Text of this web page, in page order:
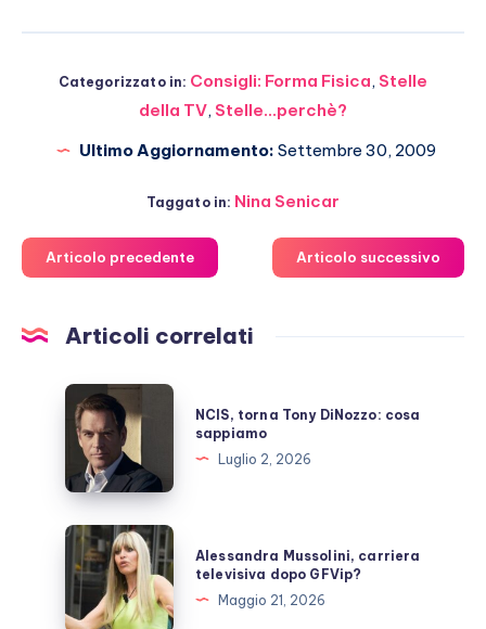
Categorizzato in: Consigli: Forma Fisica, Stelle
della TV, Stelle...perchè?
Ultimo Aggiornamento: Settembre 30, 2009
Taggato in: Nina Senicar
Articolo precedente Articolo successivo
Articoli correlati
NCIS,
torna
Tony
DiNozzo:
cosa
sappiamo
NCIS, torna Tony DiNozzo: cosa
sappiamo
Luglio 2, 2026
Alessandra
Mussolini,
carriera
televisiva
Alessandra Mussolini, carriera
televisiva dopo GFVip?
Maggio 21, 2026